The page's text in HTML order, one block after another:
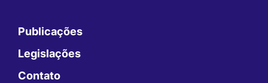
Publicações
Legislações
Contato